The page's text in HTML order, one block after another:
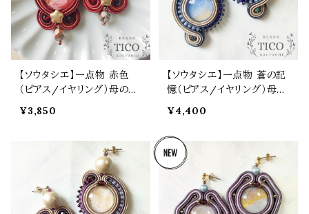
【ソウタシエ】一点物 赤色
（ピアス/イヤリング）母の日
¥3,850
【ソウタシエ】一点物 蒼の記
憶（ピアス/イヤリング）母の
¥4,400